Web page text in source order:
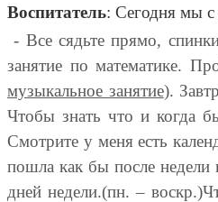
Воспитатель: Сегодня мы с
- Все сядьте прямо,
занятие по математике.
музыкальное занятие).
Чтобы знать что и когда
Смотрите у меня есть
пошла как бы после недели
дней недели.(пн. –